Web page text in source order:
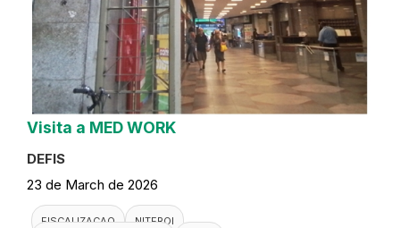
Visita a MED WORK
DEFIS
23 de March de 2026
FISCALIZACAO
NITEROI